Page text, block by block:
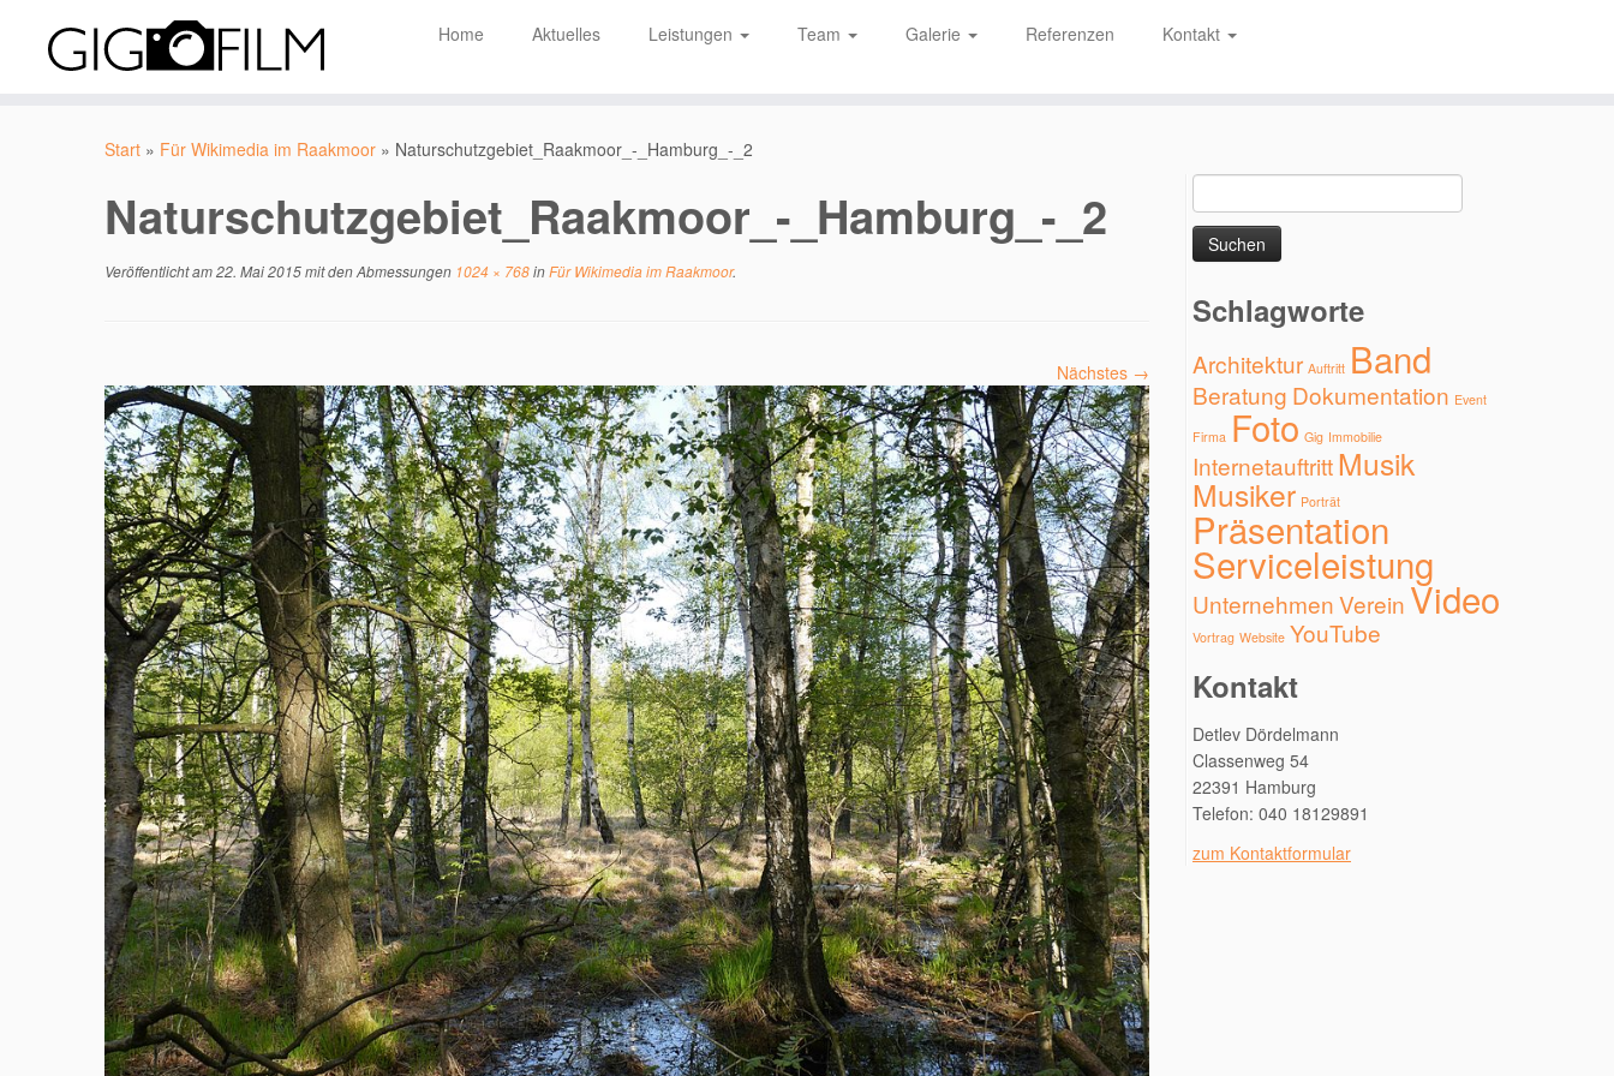
Home Aktuelles Leistungen Team Galerie Referenzen Kontakt
Start » Für Wikimedia im Raakmoor » Naturschutzgebiet_Raakmoor_-_Hamburg_-_2
Naturschutzgebiet_Raakmoor_-_Hamburg_-_2
Veröffentlicht am22. Mai 2015mit den Abmessungen 1024 × 768inFür Wikimedia im Raakmoor.
Nächstes →
nach:
Schlagworte
Architektur Auftritt Band
Beratung Dokumentation Event
Firma Foto Gig Immobilie
InternetauftrittMusik
Musiker Porträt
Präsentation
Serviceleistung
UnternehmenVerein Video
Vortrag Website YouTube
Kontakt
Detlev Dördelmann
Classenweg 54
22391 Hamburg
Telefon: 040 18129891
zum Kontaktformular